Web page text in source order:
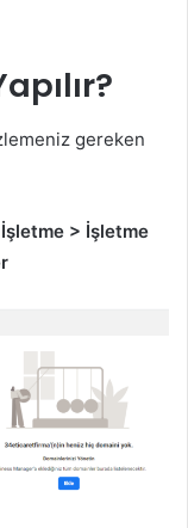
gereken
> İşletme